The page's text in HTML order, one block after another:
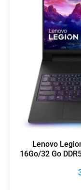
Lenovo
16Go/32 Go